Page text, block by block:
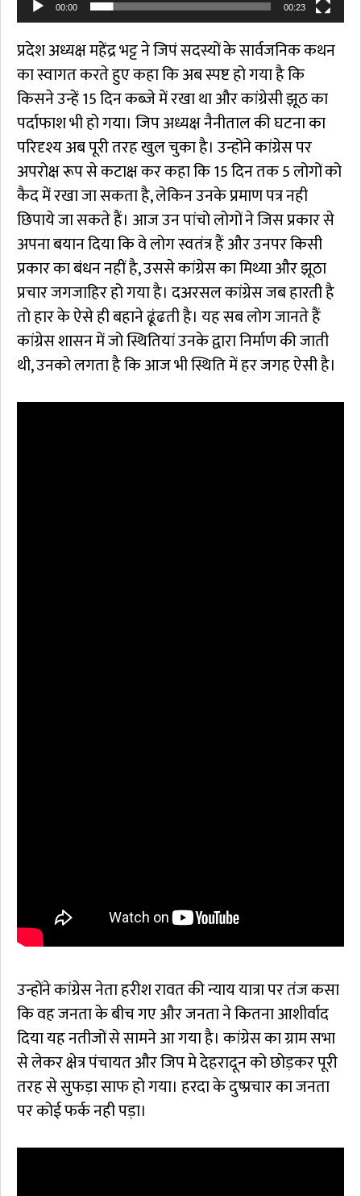
00:00 00:23
प्रदेश अध्यक्ष महेंद्र भट्ट ने जिपं सदस्यों के सार्वजनिक कथन
का स्वागत करते हुए कहा कि अब स्पष्ट हो गया है कि
किसने उन्हें 15 दिन कब्जे में रखा था और कांग्रेसी झूठ का
पर्दाफाश भी हो गया। जिप अध्यक्ष नैनीताल की घटना का
परिदृश्य अब पूरी तरह खुल चुका है। उन्होंने कांग्रेस पर
अपरोक्ष रूप से कटाक्ष कर कहा कि 15 दिन तक 5 लोगों को
कैद में रखा जा सकता है, लेकिन उनके प्रमाण पत्र नही
छिपाये जा सकते हैं। आज उन पांचो लोगों ने जिस प्रकार से
अपना बयान दिया कि वे लोग स्वतंत्र हैं और उनपर किसी
प्रकार का बंधन नहीं है, उससे कांग्रेस का मिथ्या और झूठा
प्रचार जगजाहिर हो गया है। दअरसल कांग्रेस जब हारती है
तो हार के ऐसे ही बहाने ढूंढती है। यह सब लोग जानते हैं
कांग्रेस शासन में जो स्थितियां उनके द्वारा निर्माण की जाती
थी, उनको लगता है कि आज भी स्थिति में हर जगह ऐसी है।
उन्होंने कांग्रेस नेता हरीश रावत की न्याय यात्रा पर तंज कसा
कि वह जनता के बीच गए और जनता ने कितना आशीर्वाद
दिया यह नतीजों से सामने आ गया है। कांग्रेस का ग्राम सभा
से लेकर क्षेत्र पंचायत और जिप मे देहरादून को छोड़कर पूरी
तरह से सुफड़ा साफ हो गया। हरदा के दुष्प्रचार का जनता
पर कोई फर्क नही पड़ा।